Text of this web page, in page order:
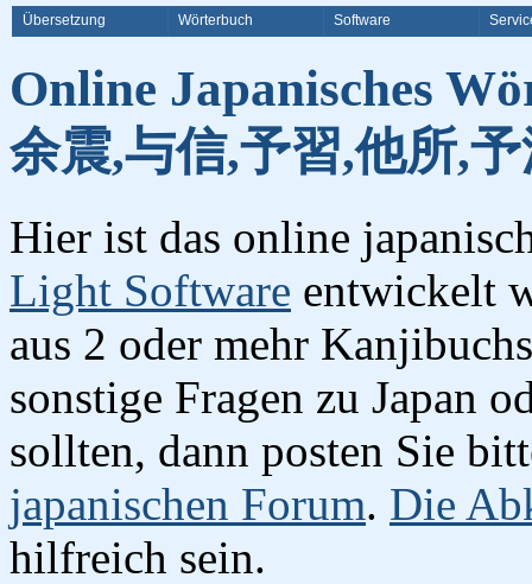
Übersetzung Wörterbuch Software
Online Japanisches
余震,与信,予習,他所,
Hier ist das online
Light Software entwickelt
aus 2 oder mehr
sonstige Fragen zu Japan
sollten, dann posten Sie
japanischen Forum. Die
hilfreich sein.